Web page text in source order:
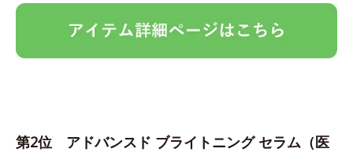
第2位 アドバンスド ブライトニング セラム（医